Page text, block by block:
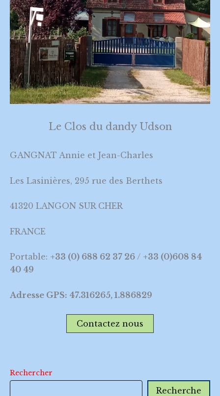
Le Clos du dandy Udson
GANGNAT Annie et Jean-Charles
Les Lasinières, 295 rue des Berthets
41320 LANGON SUR CHER
FRANCE
Portable: +33 (0) 688 62 37 26 / +33 (0)608 84
40 49
Adresse GPS: 47.316265, 1.886829
Contactez nous
Rechercher
Recherche